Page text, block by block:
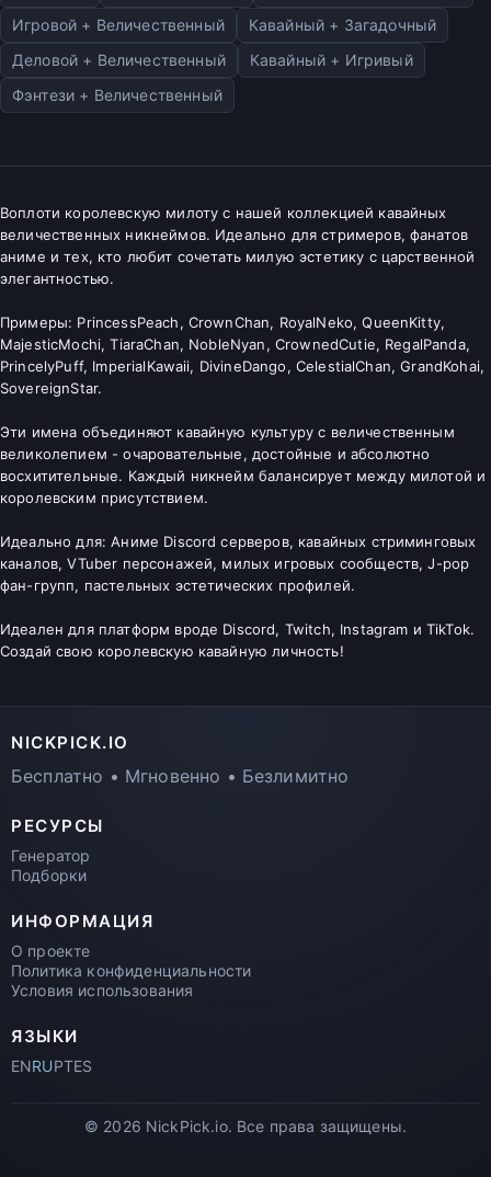
Игровой + Величественный
Кавайный + Загадочный
Деловой + Величественный
Кавайный + Игривый
Фэнтези + Величественный
Воплоти королевскую милоту с нашей коллекцией кавайных
величественных никнеймов. Идеально для стримеров, фанатов
аниме и тех, кто любит сочетать милую эстетику с царственной
элегантностью.
Примеры: PrincessPeach, CrownChan, RoyalNeko, QueenKitty,
MajesticMochi, TiaraChan, NobleNyan, CrownedCutie, RegalPanda,
PrincelyPuff, ImperialKawaii, DivineDango, CelestialChan, GrandKohai,
SovereignStar.
Эти имена объединяют кавайную культуру с величественным
великолепием - очаровательные, достойные и абсолютно
восхитительные. Каждый никнейм балансирует между милотой и
королевским присутствием.
Идеально для: Аниме Discord серверов, кавайных стриминговых
каналов, VTuber персонажей, милых игровых сообществ, J-pop
фан-групп, пастельных эстетических профилей.
Идеален для платформ вроде Discord, Twitch, Instagram и TikTok.
Создай свою королевскую кавайную личность!
NICKPICK.IO
Бесплатно • Мгновенно • Безлимитно
РЕСУРСЫ
Генератор
Подборки
ИНФОРМАЦИЯ
О проекте
Политика конфиденциальности
Условия использования
ЯЗЫКИ
ENRUPTES
© 2026 NickPick.io. Все права защищены.